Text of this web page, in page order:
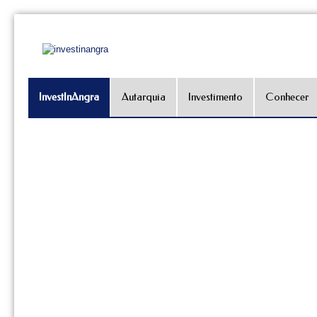
InvestInAngra Autarquia Investimento Conhecer